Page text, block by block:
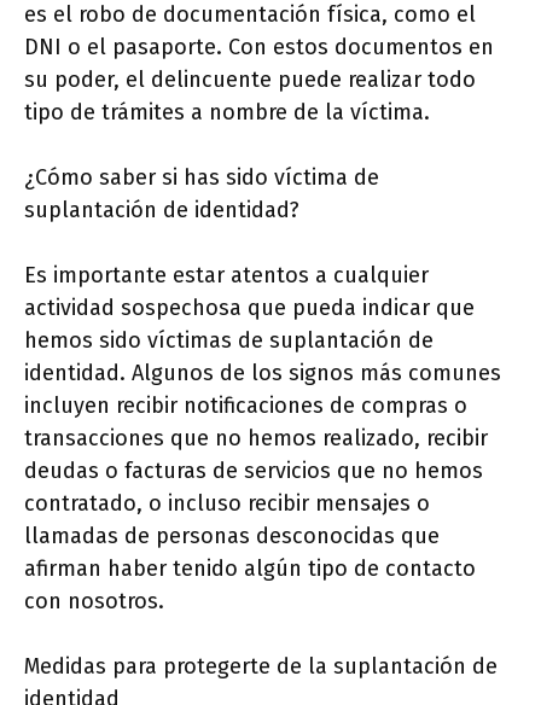
es el robo de documentación física, como el
DNI o el pasaporte. Con estos documentos en
su poder, el delincuente puede realizar todo
tipo de trámites a nombre de la víctima.
¿Cómo saber si has sido víctima de
suplantación de identidad?
Es importante estar atentos a cualquier
actividad sospechosa que pueda indicar que
hemos sido víctimas de suplantación de
identidad. Algunos de los signos más comunes
incluyen recibir notificaciones de compras o
transacciones que no hemos realizado, recibir
deudas o facturas de servicios que no hemos
contratado, o incluso recibir mensajes o
llamadas de personas desconocidas que
afirman haber tenido algún tipo de contacto
con nosotros.
Medidas para protegerte de la suplantación de
identidad